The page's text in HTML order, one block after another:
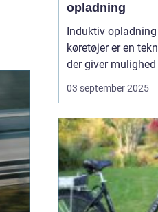
opladning
Induktiv
køretøjer er en
der giver mulighed
oplade uden kabler
stik. I stedet sker
gennem
elektromagnetiske
mellem en sender i
jorden og en
bilen. Det...
03 september 2025